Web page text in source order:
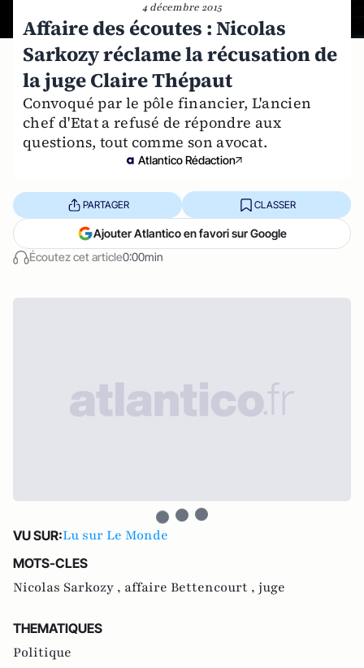
4 décembre 2015
Affaire des écoutes : Nicolas
Sarkozy réclame la récusation de
la juge Claire Thépaut
Convoqué par le pôle financier, L'ancien
chef d'Etat a refusé de répondre aux
questions, tout comme son avocat.
Atlantico Rédaction
Écoutez cet article0:00min
PARTAGER CLASSER
Ajouter Atlantico en favori sur Google
VU SUR:Lu sur Le Monde
MOTS-CLES
Nicolas Sarkozy , affaire Bettencourt , juge
THEMATIQUES
Politique